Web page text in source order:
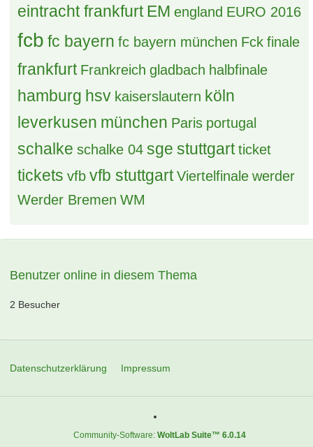
eintracht frankfurt EM england EURO 2016
fcb fc bayern fc bayern münchen Fck finale
frankfurt Frankreich gladbach halbfinale
hamburg hsv kaiserslautern köln
leverkusen münchen Paris portugal
schalke schalke 04 sge stuttgart ticket
tickets vfb vfb stuttgart Viertelfinale werder
Werder Bremen WM
Benutzer online in diesem Thema
2 Besucher
Datenschutzerklärung Impressum
Community-Software: WoltLab Suite™ 6.0.14